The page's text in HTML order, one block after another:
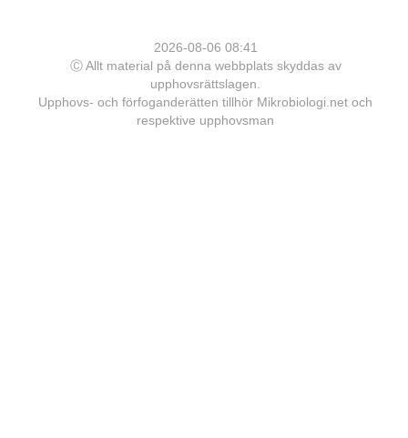
2026-08-06 08:41
Ⓒ Allt material på denna webbplats skyddas av
upphovsrättslagen.
Upphovs- och förfoganderätten tillhör Mikrobiologi.net och
respektive upphovsman